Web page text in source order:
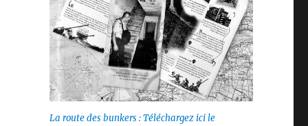
La route des bunkers : Téléchargez ici le